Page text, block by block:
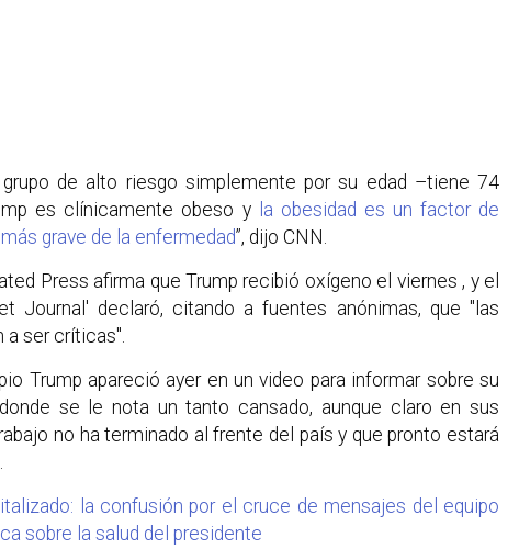
de alto riesgo simplemente por su edad –tiene 74
es clínicamente obeso y la obesidad es un factor de
grave de la enfermedad”, dijo CNN.
Press afirma que Trump recibió oxígeno el viernes , y el
Journal' declaró, citando a fuentes anónimas, que "las
a ser críticas".
Trump apareció ayer en un video para informar sobre su
se le nota un tanto cansado, aunque claro en sus
no ha terminado al frente del país y que pronto estará
la confusión por el cruce de mensajes del equipo
sobre la salud del presidente